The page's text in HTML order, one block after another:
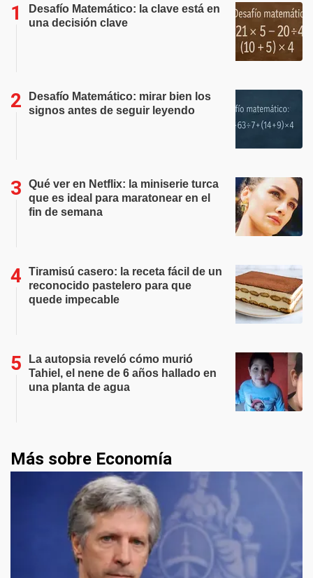
Desafío Matemático: la clave está en
una decisión clave
Desafío Matemático: mirar bien los
signos antes de seguir leyendo
Qué ver en Netflix: la miniserie turca
que es ideal para maratonear en el
fin de semana
Tiramisú casero: la receta fácil de un
reconocido pastelero para que
quede impecable
La autopsia reveló cómo murió
Tahiel, el nene de 6 años hallado en
una planta de agua
Más sobre Economía